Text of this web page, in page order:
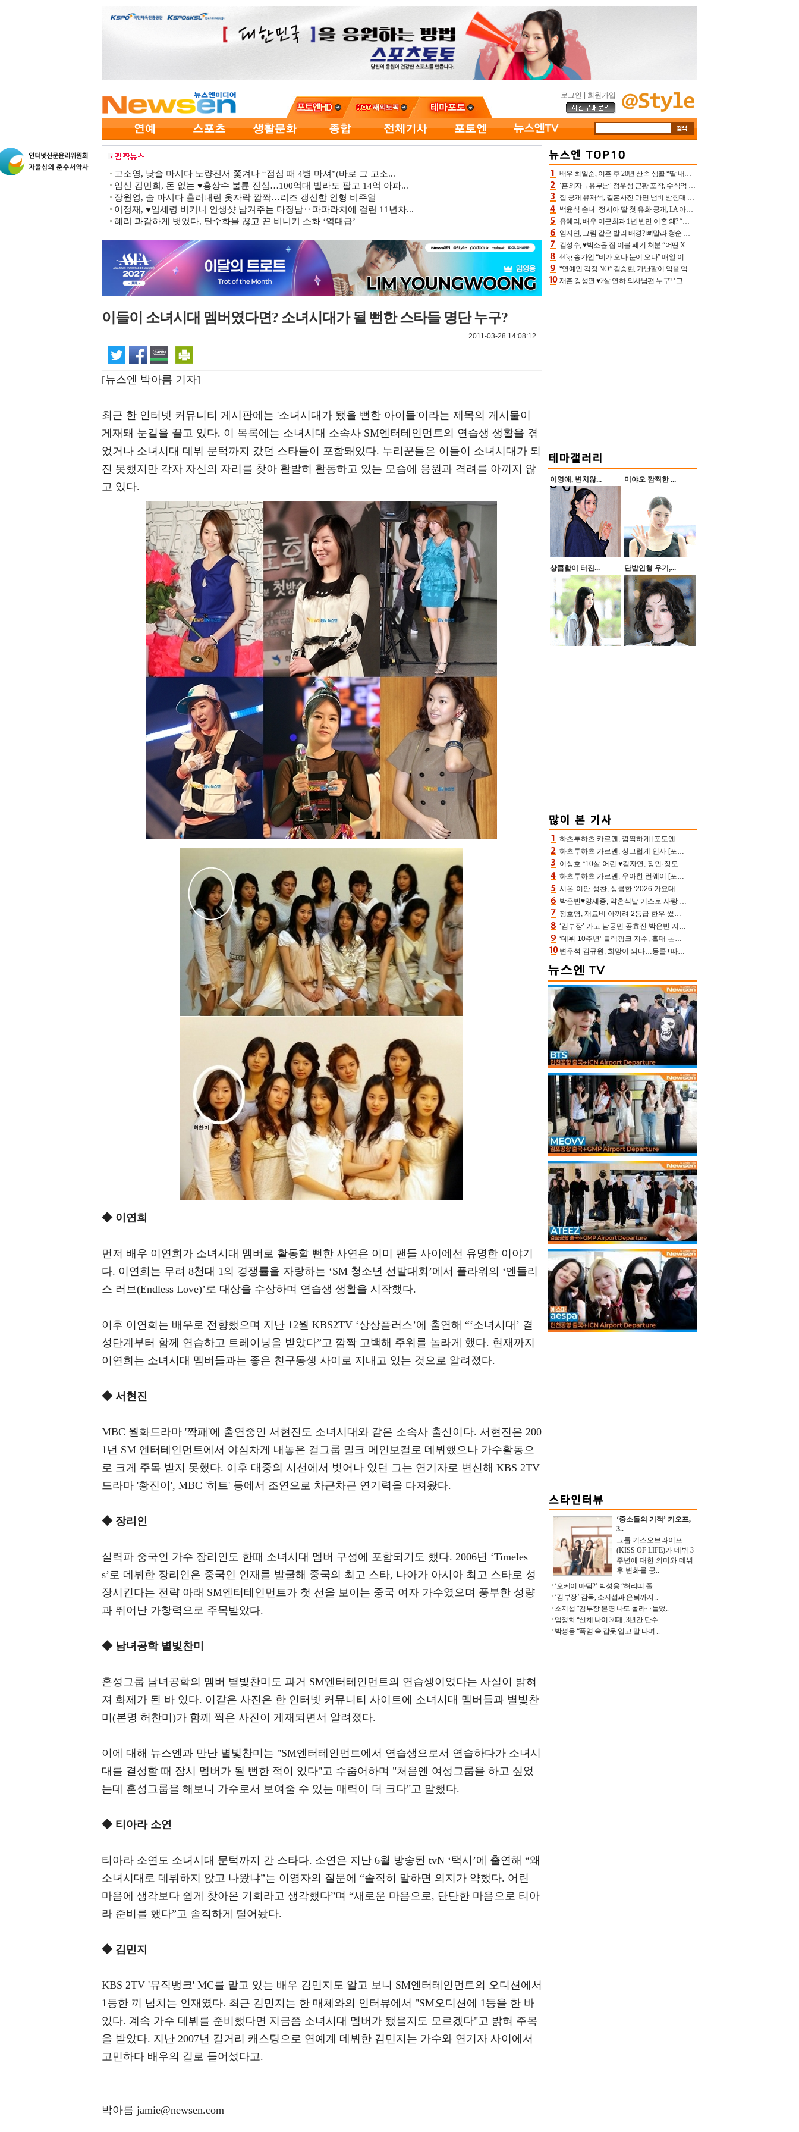
로그인 회원가입
고소영, 낮술 마시다 노량진서 쫓겨나 “점심 때 4병 마셔”(바로 그 고소...
임신 김민희, 돈 없는 ♥홍상수 불륜 진심…100억대 빌라도 팔고 14억 아파...
장원영, 술 마시다 흘러내린 옷자락 깜짝…리즈 갱신한 인형 비주얼
이정재, ♥임세령 비키니 인생샷 남겨주는 다정남‥파파라치에 걸린 11년차...
혜리 과감하게 벗었다, 탄수화물 끊고 끈 비니키 소화 ‘역대급’
이들이 소녀시대 멤버였다면? 소녀시대가 될 뻔한 스타들 명단 누구?
2011-03-28 14:08:12
[뉴스엔 박아름 기자]
최근 한 인터넷 커뮤니티 게시판에는 '소녀시대가 됐을 뻔한 아이들'이라는 제목의 게시물이
게재돼 눈길을 끌고 있다. 이 목록에는 소녀시대 소속사 SM엔터테인먼트의 연습생 생활을 겪
었거나 소녀시대 데뷔 문턱까지 갔던 스타들이 포함돼있다. 누리꾼들은 이들이 소녀시대가 되
진 못했지만 각자 자신의 자리를 찾아 활발히 활동하고 있는 모습에 응원과 격려를 아끼지 않
고 있다.
◆ 이연희
먼저 배우 이연희가 소녀시대 멤버로 활동할 뻔한 사연은 이미 팬들 사이에선 유명한 이야기
다. 이연희는 무려 8천대 1의 경쟁률을 자랑하는 ‘SM 청소년 선발대회’에서 플라워의 ‘엔들리
스 러브(Endless Love)’로 대상을 수상하며 연습생 생활을 시작했다.
이후 이연희는 배우로 전향했으며 지난 12월 KBS2TV ‘상상플러스’에 출연해 “‘소녀시대’ 결
성단계부터 함께 연습하고 트레이닝을 받았다”고 깜짝 고백해 주위를 놀라게 했다. 현재까지
이연희는 소녀시대 멤버들과는 좋은 친구동생 사이로 지내고 있는 것으로 알려졌다.
◆ 서현진
MBC 월화드라마 '짝패'에 출연중인 서현진도 소녀시대와 같은 소속사 출신이다. 서현진은 200
1년 SM 엔터테인먼트에서 야심차게 내놓은 걸그룹 밀크 메인보컬로 데뷔했으나 가수활동으
로 크게 주목 받지 못했다. 이후 대중의 시선에서 벗어나 있던 그는 연기자로 변신해 KBS 2TV
드라마 '황진이', MBC '히트' 등에서 조연으로 차근차근 연기력을 다져왔다.
◆ 장리인
실력파 중국인 가수 장리인도 한때 소녀시대 멤버 구성에 포함되기도 했다. 2006년 ‘Timeles
s’로 데뷔한 장리인은 중국인 인재를 발굴해 중국의 최고 스타, 나아가 아시아 최고 스타로 성
장시킨다는 전략 아래 SM엔터테인먼트가 첫 선을 보이는 중국 여자 가수였으며 풍부한 성량
과 뛰어난 가창력으로 주목받았다.
◆ 남녀공학 별빛찬미
혼성그룹 남녀공학의 멤버 별빛찬미도 과거 SM엔터테인먼트의 연습생이었다는 사실이 밝혀
져 화제가 된 바 있다. 이같은 사진은 한 인터넷 커뮤니티 사이트에 소녀시대 멤버들과 별빛찬
미(본명 허찬미)가 함께 찍은 사진이 게재되면서 알려졌다.
이에 대해 뉴스엔과 만난 별빛찬미는 "SM엔터테인먼트에서 연습생으로서 연습하다가 소녀시
대를 결성할 때 잠시 멤버가 될 뻔한 적이 있다"고 수줍어하며 "처음엔 여성그룹을 하고 싶었
는데 혼성그룹을 해보니 가수로서 보여줄 수 있는 매력이 더 크다"고 말했다.
◆ 티아라 소연
티아라 소연도 소녀시대 문턱까지 간 스타다. 소연은 지난 6월 방송된 tvN ‘택시’에 출연해 “왜
소녀시대로 데뷔하지 않고 나왔냐”는 이영자의 질문에 “솔직히 말하면 의지가 약했다. 어린
마음에 생각보다 쉽게 찾아온 기회라고 생각했다”며 “새로운 마음으로, 단단한 마음으로 티아
라 준비를 했다”고 솔직하게 털어놨다.
◆ 김민지
KBS 2TV '뮤직뱅크' MC를 맡고 있는 배우 김민지도 알고 보니 SM엔터테인먼트의 오디션에서
1등한 끼 넘치는 인재였다. 최근 김민지는 한 매체와의 인터뷰에서 "SM오디션에 1등을 한 바
있다. 계속 가수 데뷔를 준비했다면 지금쯤 소녀시대 멤버가 됐을지도 모르겠다"고 밝혀 주목
을 받았다. 지난 2007년 길거리 캐스팅으로 연예계 데뷔한 김민지는 가수와 연기자 사이에서
고민하다 배우의 길로 들어섰다고.
박아름 jamie@newsen.com
배우 최일순, 이혼 후 20년 산속 생활 “딸 내가 버렸다고 원망‥맘 아파”(특종)[어제TV]
‘혼외자→유부남’ 정우성 근황 포착, 수식억 해킹 피해 후배 만났다 “존경하는”
집 공개 유재석, 결혼사진 라면 냄비 받침대 되고 분노‥가족사진도 피해(놀뭐)[어제TV]
백윤식 손녀+정시아 딸 첫 유화 공개, LA 아트쇼→서울국제조각페스타 작가다운 수준급 실력
유혜리, 배우 이근희과 1년 반만 이혼 왜? “식칼 꽂고 의자 던져” 충격 폭로(특종)[어제TV]
임지연, 그림 같은 발리 배경? 뼈말라 청순 비키니 핏에 상대 안 되네
김성수, ♥박소윤 집 이불 폐기 처분 “어떤 X이랑 썼을지 몰라” 질투(신랑수업2)[어제TV]
44kg 송가인 “비가 오나 눈이 오나” 매일 이 운동, 허벅지 근육량 상승+체지방 감소
“연예인 걱정 NO” 김승현, 가난팔이 악플 억울할만‥아내+딸과 日 여행
재혼 강성연 ♥2살 연하 의사남편 누구? ‘그알’ 자문의에 훈남 비주얼 초엘리트 스펙 [종합]
이영애, 변치않... 미야오 깜찍한 ...
상큼함이 터진... 단발인형 우기,...
하츠투하츠 카르멘, 깜찍하게 [포토엔HD]
하츠투하츠 카르멘, 싱그럽게 인사 [포토엔HD]
이상호 “10살 어린 ♥김자연, 장인·장모님 내 동안에 깜짝 놀라 허락”(아침마당)
하츠투하츠 카르멘, 우아한 런웨이 [포토엔HD]
시온-이안-성찬, 상큼한 ‘2026 가요대전 썸머’ MC [포토엔HD]
박은빈♥양세종, 약혼식날 키스로 사랑 확인‥진짜 연인 됐다 (오싹한 연애)[어제TV]
정호영, 재료비 아끼려 2등급 한우 썼다 위기 “고기 질겨” 혹평(스레파)
‘김부장’ 가고 남궁민 공효진 박은빈 지성 모두 최고시청률 찍었다
‘데뷔 10주년’ 블랙핑크 지수, 홀대 논란 속 사과했는데…팬들 만난 뒤 눈물
변우석 김규원, 희망이 되다…뭉클+따뜻한 감동까지 선한 영향력 ing[종합]
‘중소돌의 기적’ 키오프,
3..
그룹 키스오브라이프
(KISS OF LIFE)가 데뷔 3
주년에 대한 의미와 데뷔
후 변화를 공..
‘오케이 마담2’ 박성웅 “허리띠 졸..
‘김부장’ 감독, 소지섭과 은퇴까지 ..
소지섭 “김부장 본명 나도 몰라‥들었..
엄정화 “신체 나이 30대, 3년간 탄수..
박성웅 “폭염 속 갑옷 입고 말 타며 ..